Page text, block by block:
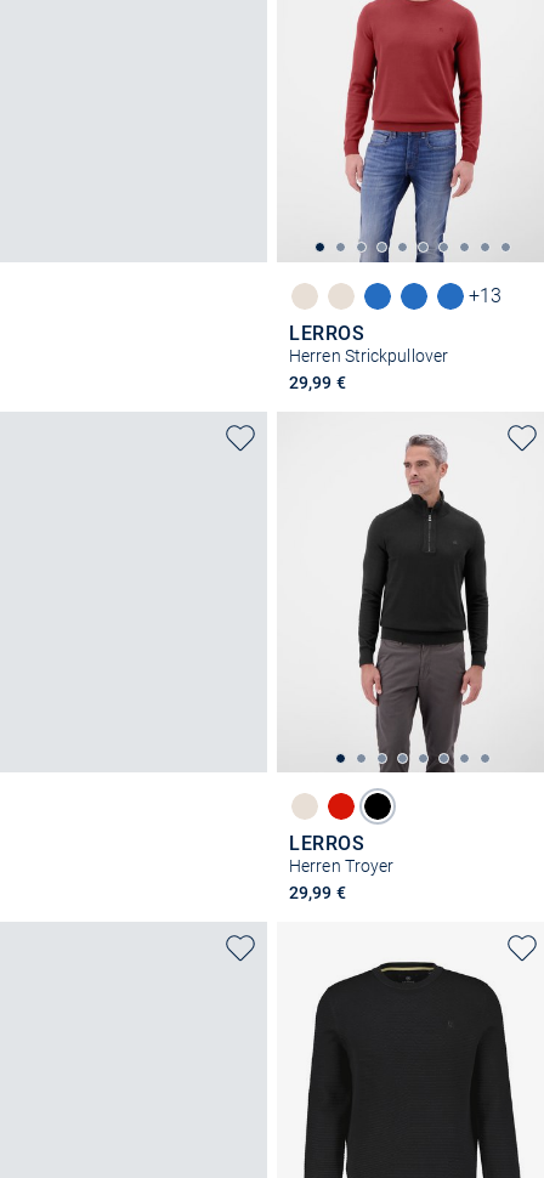
+13
LERROS
Herren Strickpullover
29,99 €
LERROS
Herren Troyer
29,99 €